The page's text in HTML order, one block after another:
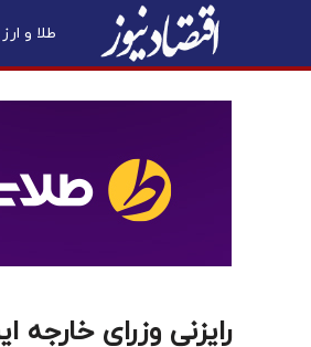
طلا و ارز
رایزنی وزرای خارجه